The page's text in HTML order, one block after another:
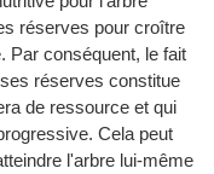
réserves pour croître
Par conséquent, le fait
réserves constitue
de ressource et qui
Cela peut
l'arbre lui-même